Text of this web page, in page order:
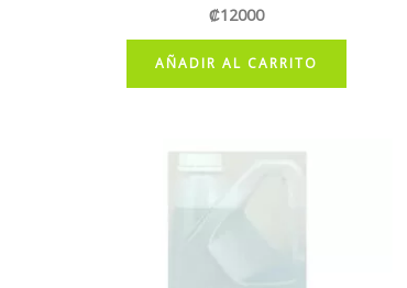
₡12000
AÑADIR AL CARRITO